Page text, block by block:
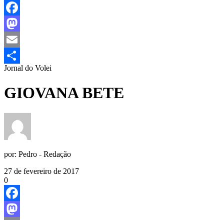
Facebook
Mastodon
Email
Share
Jornal do Volei
GIOVANA BETE
por: Pedro - Redação
27 de fevereiro de 2017
0
Facebook